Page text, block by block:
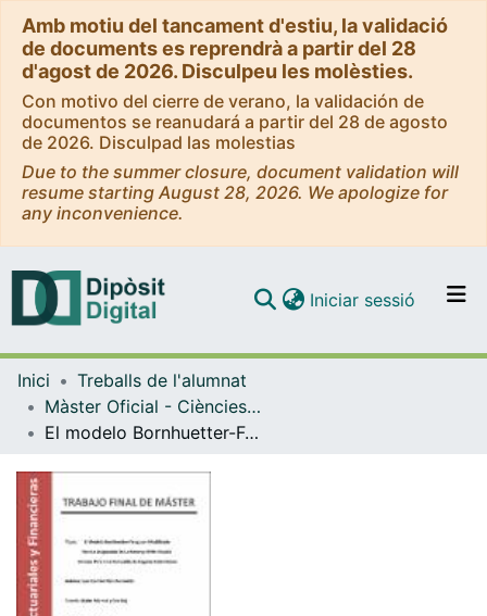
Amb motiu del tancament d'estiu, la validació
de documents es reprendrà a partir del 28
d'agost de 2026. Disculpeu les molèsties.
Con motivo del cierre de verano, la validación de
documentos se reanudará a partir del 28 de agosto
de 2026. Disculpad las molestias
Due to the summer closure, document validation will
resume starting August 28, 2026. We apologize for
any inconvenience.
Navega per tot el DD
Com publicar
Iniciar sessió (current)
Inici
Treballs de l'alumnat
Màster Oficial - Ciències Actuarials i Financeres (CAF)
El modelo Bornhuetter-Ferguson modificado para la asignación de la reserva IBNR: Estudio de caso para una compañía de seguros colombiana